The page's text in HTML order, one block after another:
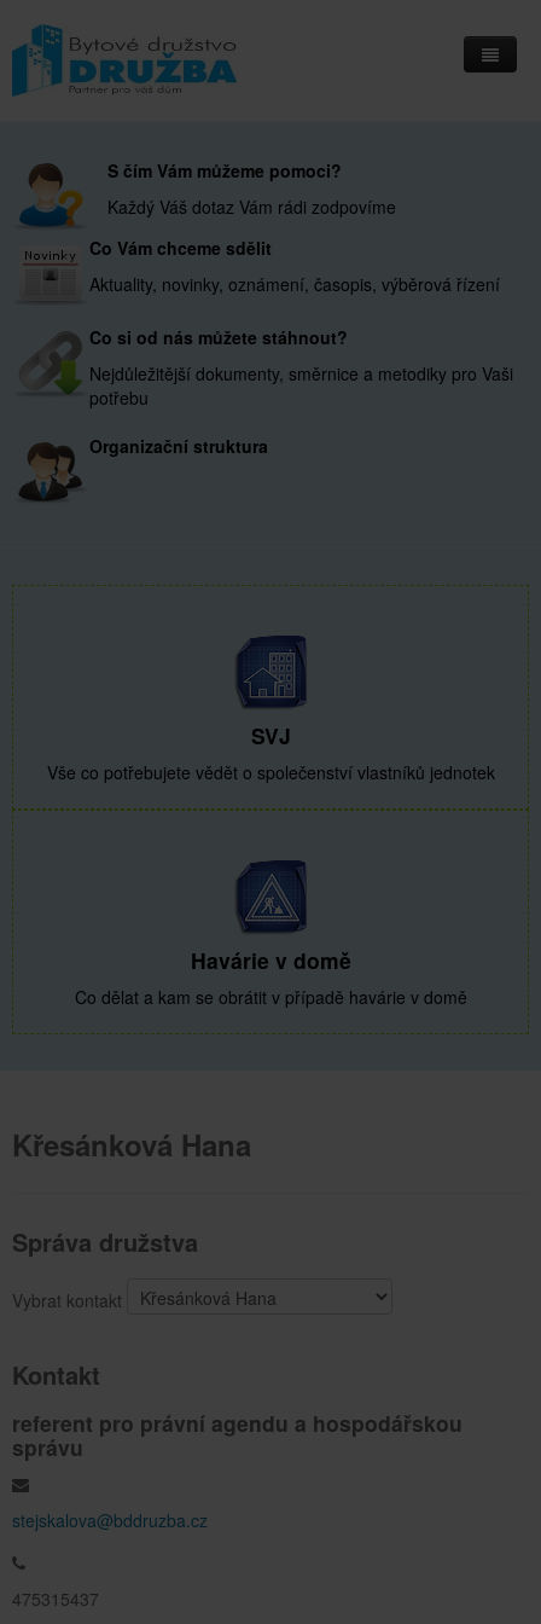
S čím Vám můžeme pomoci?
Každý Váš dotaz Vám rádi zodpovíme
Co Vám chceme sdělit
Aktuality, novinky, oznámení, časopis, výběrová řízení
Co si od nás můžete stáhnout?
Nejdůležitější dokumenty, směrnice a metodiky pro Vaši
potřebu
Organizační struktura
SVJ
Vše co potřebujete vědět o společenství vlastníků jednotek
Havárie v domě
Co dělat a kam se obrátit v případě havárie v domě
Křesánková Hana
Správa družstva
Vybrat kontakt
Kontakt
referent pro právní agendu a hospodářskou
správu
stejskalova@bddruzba.cz
475315437
Informační deska
Přihlášení do IS Integri
Kontakty
Kde nás najdete